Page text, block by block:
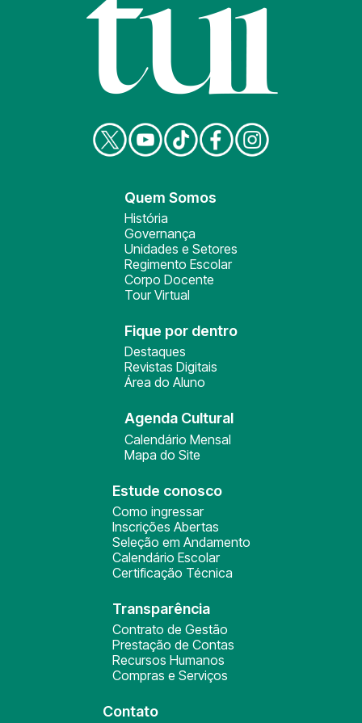
Quem Somos
História
Governança
Unidades e Setores
Regimento Escolar
Corpo Docente
Tour Virtual
Fique por dentro
Destaques
Revistas Digitais
Área do Aluno
Agenda Cultural
Calendário Mensal
Mapa do Site
Estude conosco
Como ingressar
Inscrições Abertas
Seleção em Andamento
Calendário Escolar
Certificação Técnica
Transparência
Contrato de Gestão
Prestação de Contas
Recursos Humanos
Compras e Serviços
Contato